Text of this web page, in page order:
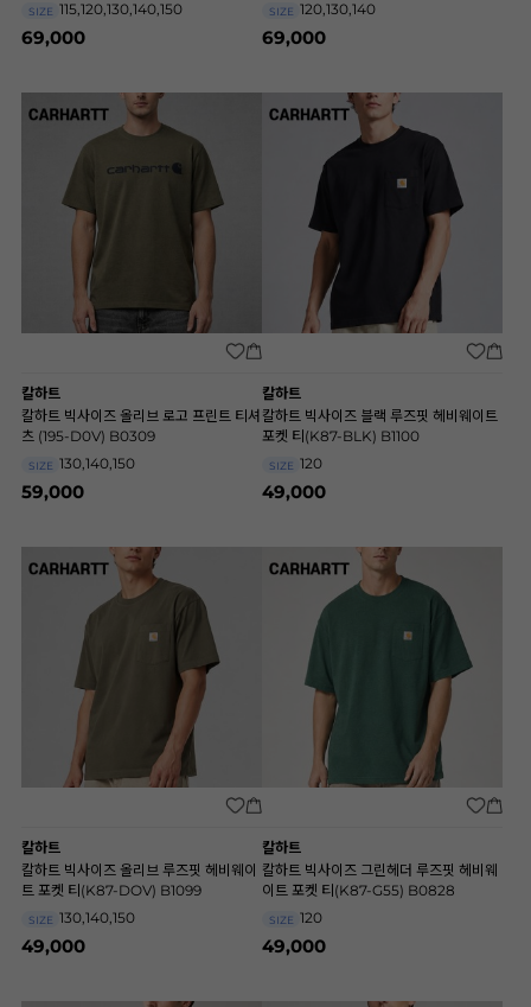
SIZE 115,120,130,140,150
69,000
SIZE 120,130,140
69,000
칼하트
칼하트 빅사이즈 올리브 로고 프린트 티셔
츠 (195-D0V) B0309
SIZE 130,140,150
59,000
칼하트
칼하트 빅사이즈 블랙 루즈핏 헤비웨이트
포켓 티(K87-BLK) B1100
SIZE 120
49,000
칼하트
칼하트 빅사이즈 올리브 루즈핏 헤비웨이
트 포켓 티(K87-DOV) B1099
SIZE 130,140,150
49,000
칼하트
칼하트 빅사이즈 그린헤더 루즈핏 헤비웨
이트 포켓 티(K87-G55) B0828
SIZE 120
49,000